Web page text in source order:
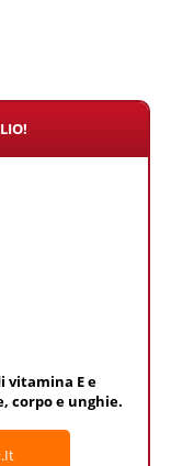
vitamina E e
corpo e unghie.